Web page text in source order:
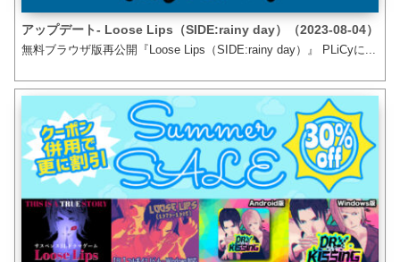
アップデート- Loose Lips（SIDE:rainy day）（2023-08-04）
無料ブラウザ版再公開『Loose Lips（SIDE:rainy day）』 PLiCyに...